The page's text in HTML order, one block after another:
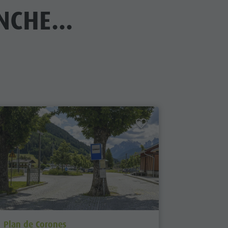
aria.poi_location_prefix
Plan de Corones